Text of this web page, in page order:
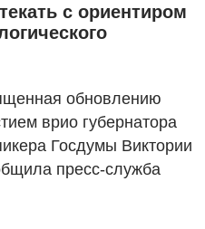
с ориентиром
обновлению
врио губернатора
Госдумы Виктории
пресс-служба